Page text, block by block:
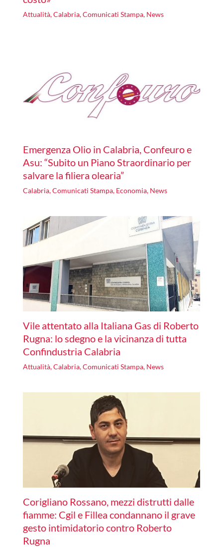
Attualità,Calabria,Comunicati Stampa, News
Emergenza Olio in Calabria, Confeuro e
Asu: “Subito un Piano Straordinario per
salvare la filiera olearia”
Calabria,Comunicati Stampa, Economia, News
Vile attentato alla Italiana Gas di Roberto
Rugna: lo sdegno e la vicinanza di tutta
Confindustria Calabria
Attualità,Calabria,Comunicati Stampa, News
Corigliano Rossano, mezzi distrutti dalle
fiamme: Cgil e Fillea condannano il grave
gesto intimidatorio contro Roberto
Rugna